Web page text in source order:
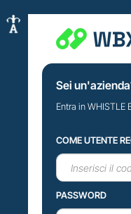
Sei
Entra in WHISTLE
COME UTENTE
PASSWORD